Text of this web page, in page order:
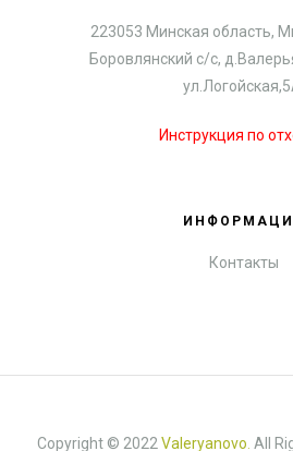
223053 Минская область,
Боровлянский с/с,
Инструкция по
Контакты
Copyright © 2022 Valeryanovo All